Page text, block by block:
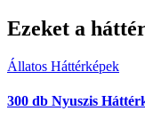
Ezeket a
Állatos Háttérképek
300 db Nyuszis